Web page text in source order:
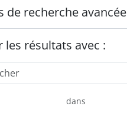
de recherche avancée
les résultats avec :
dans